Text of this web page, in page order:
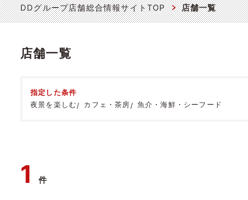
DDグループ店舗総合情報サイトTOP 店舗一覧
店舗一覧
指定した条件
夜景を楽しむ
カフェ・茶房 魚介・海鮮・シーフード
1件